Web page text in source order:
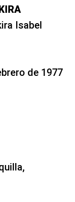
Isabel
de 1977